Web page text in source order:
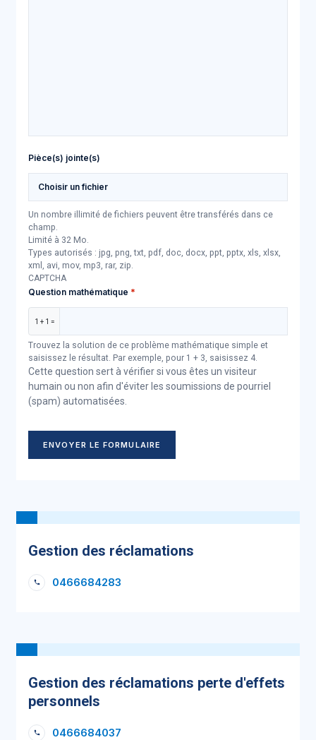
Pièce(s) jointe(s)
Choisir un fichier
Un nombre illimité de fichiers peuvent être transférés dans ce
champ.
Limité à 32 Mo.
Types autorisés : jpg, png, txt, pdf, doc, docx, ppt, pptx, xls, xlsx,
xml, avi, mov, mp3, rar, zip.
CAPTCHA
Question mathématique
1 + 1 =
Trouvez la solution de ce problème mathématique simple et
saisissez le résultat. Par exemple, pour 1 + 3, saisissez 4.
Cette question sert à vérifier si vous êtes un visiteur
humain ou non afin d'éviter les soumissions de pourriel
(spam) automatisées.
ENVOYER LE FORMULAIRE
Gestion des réclamations
0466684283
Gestion des réclamations perte d'effets
personnels
0466684037